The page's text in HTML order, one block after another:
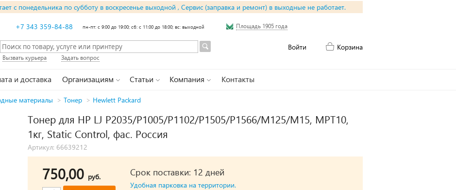
с понедельника по субботу в воскресенье выходной , Сервис (заправка и ремонт) в выходные не работает.
+7 343 359-84-88 пн-пт: с 9:00 до 19:00; сб: с 11:00 до 18:00; вс: выходной Площадь 1905 года
Войти Корзина
Вызвать курьера Задать вопрос
и доставка Организациям Статьи Компания Контакты
материалы > Тонер > Hewlett Packard
Тонер для HP LJ P2035/P1005/P1102/P1505/P1566/M125/M15, MPT10,
1кг, Static Control, фас. Россия
Артикул: 66639212
750,00 руб. Срок поставки: 12 дней
Удобная парковка на территории.